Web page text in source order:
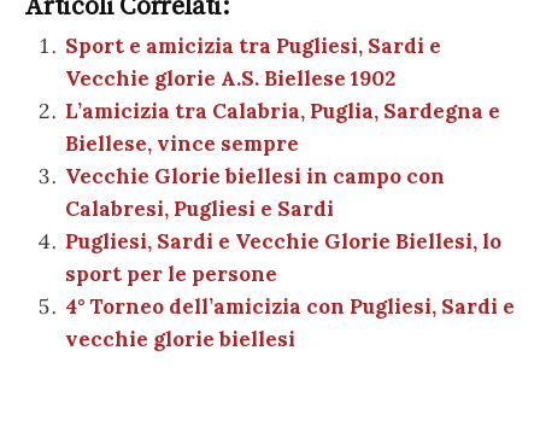
e
b
o
o
k
te
r
es
t A
p
p
g
er
a
m
dI
n
ai
l
n
di
vi
di
Articoli Correlati:
Sport e amicizia tra Pugliesi, Sardi e
Vecchie glorie A.S. Biellese 1902
L’amicizia tra Calabria, Puglia, Sardegna e
Biellese, vince sempre
Vecchie Glorie biellesi in campo con
Calabresi, Pugliesi e Sardi
Pugliesi, Sardi e Vecchie Glorie Biellesi, lo
sport per le persone
4° Torneo dell’amicizia con Pugliesi, Sardi e
vecchie glorie biellesi